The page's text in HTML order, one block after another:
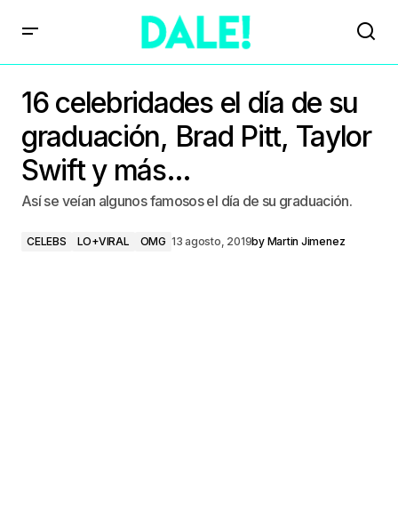
16 celebridades el día de su
graduación, Brad Pitt, Taylor
Swift y más…
Así se veían algunos famosos el día de su graduación.
CELEBS LO+VIRAL OMG 13 agosto, 2019by Martin Jimenez